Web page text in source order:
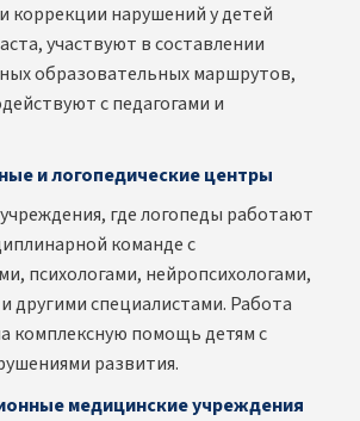
коррекции нарушений у детей
участвуют в составлении
образовательных маршрутов,
с педагогами и
и логопедические центры
где логопеды работают
команде с
психологами, нейропсихологами,
другими специалистами. Работа
комплексную помощь детям с
развития.
медицинские учреждения